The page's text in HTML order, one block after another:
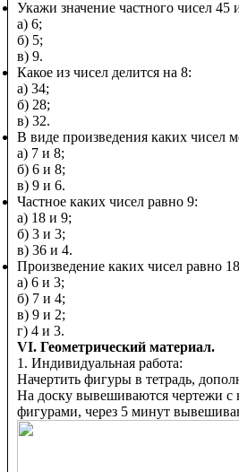
Укажи значение частного чисел 45
а) 6;
б) 5;
в) 9.
Какое из чисел делится на 8:
а) 34;
б) 28;
в) 32.
В виде произведения каких чисел
а) 7 и 8;
б) 6 и 8;
в) 9 и 6.
Частное каких чисел равно 9:
а) 18 и 9;
б) 3 и 3;
в) 36 и 4.
Произведение каких чисел равно
а) 6 и 3;
б) 7 и 4;
в) 9 и 2;
г) 4 и 3.
VI. Геометрический материал.
1. Индивидуальная работа:
Начертить фигуры в тетрадь,
На доску вывешиваются чертежи
фигурами, через 5 минут